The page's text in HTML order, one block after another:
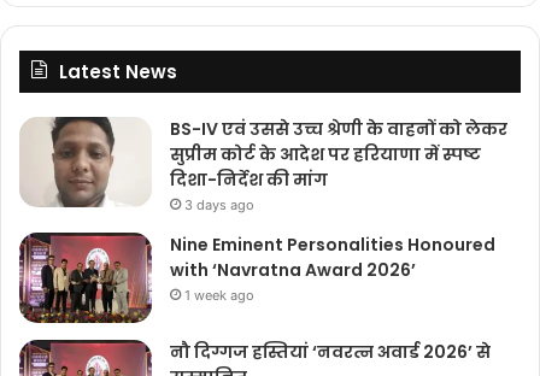
Latest News
BS-IV एवं उससे उच्च श्रेणी के वाहनों को लेकर
सुप्रीम कोर्ट के आदेश पर हरियाणा में स्पष्ट
दिशा-निर्देश की मांग
3 days ago
Nine Eminent Personalities Honoured
with ‘Navratna Award 2026’
1 week ago
नौ दिग्गज हस्तियां ‘नवरत्न अवार्ड 2026’ से